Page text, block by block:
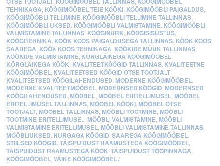
TEHNIKAGA, KÖÖGIMÖÖBEL TEIE KÖÖKI, KÖÖGIMÖÖBLI PAIGALDUS,
KÖÖGIMÖÖBLI TELLIMINE, KÖÖGIMÖÖBLI TELLIMINE TALLINNAS,
KÖÖGIMÖÖBLI UKSED, KÖÖGIMÖÖBLI VALMISTAMINE, KÖÖGIMÖÖBLI
VALMISTAMINE TALLINNAS, KÖÖGINURK, KÖÖGISISUSTUS,
KÖÖGITEHNIKA, KÖÖK KOOS PAIGALDUSEGA TALLINNAS, KÖÖK KOOS
SAAREGA, KÖÖK KOOS TEHNIKAGA, KÖÖKIDE MÜÜK TALLINNAS,
KÖÖKIDE VALMISTAMINE, KÕRGLÄIKEGA KÖÖGIMÖÖBEL,
KÕRGLÄIKEGA KÖÖK, KVALITEETKÖÖGID TALLINNAS, KVALITEETNE
KÖÖGIMÖÖBEL, KVALITEETSED KÖÖGID OTSE TOOTJALT,
KVALITEETSED KÖÖGILAHENDUSED, MODERNE KÖÖGIMÖÖBEL,
MODERNE KVALITEETMÖÖBEL, MODERNSED KÖÖGID, MODERNSED
KÖÖGILAHENDUSED, MÖÖBEL, MÖÖBEL ERITELLIMUSEL, MÖÖBEL
ERITELLIMUSEL TALLINNAS, MÖÖBEL KÖÖKI, MÖÖBEL OTSE
TOOTJALT, MÖÖBEL TALLINNAS, MÖÖBLI TOOTMINE, MÖÖBLI
TOOTMINE ERITELLIMUSEL, MÖÖBLI VALMISTAMINE, MÖÖBLI
VALMISTAMINE ERITELLIMUSEL, MÖÖBLI VALMISTAMINE TALLINNAS,
MÖÖBLIUKSED, NURGAGA KÖÖGID,SAAREGA KÖÖGIMÖÖBEL,
STIILSED KÖÖGID,TÄISPUIDUST RAAMUSTEGA KÖÖGIMÖÖBEL,
TÄISPUIDUST RAAMUSTEGA KÖÖK,TÄISPUIDUST TÖÖPINNAGA
KÖÖGIMÖÖBEL,VÄIKE KÖÖGIMÖÖBEL /